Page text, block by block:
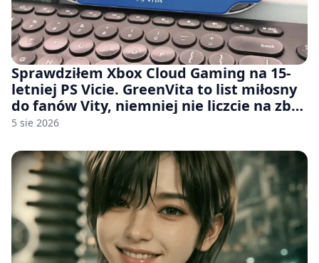
Sprawdziłem Xbox Cloud Gaming na 15-
letniej PS Vicie. GreenVita to list miłosny
do fanów Vity, niemniej nie liczcie na zbyt
wiele [FELIETON]
5 sie 2026